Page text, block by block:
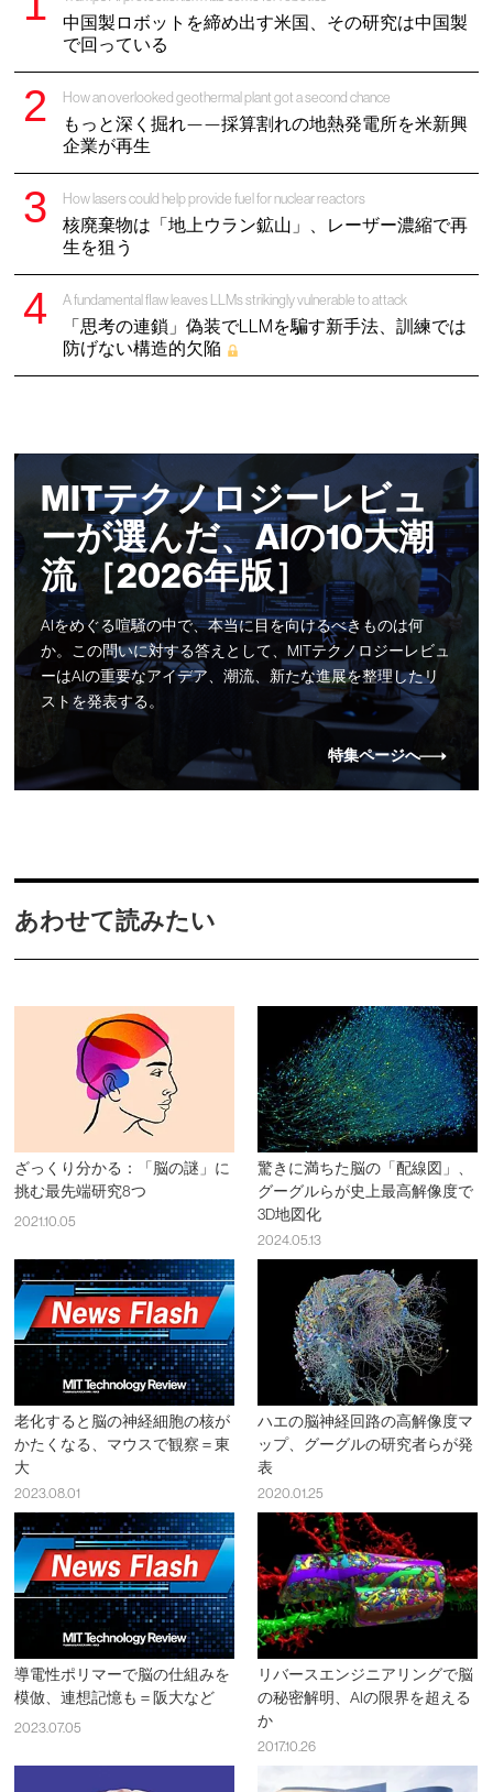
中国製ロボットを締め出す米国、その研究は中国製
で回っている
How an overlooked geothermal plant got a second chance
もっと深く掘れ——採算割れの地熱発電所を米新興
企業が再生
How lasers could help provide fuel for nuclear reactors
核廃棄物は「地上ウラン鉱山」、レーザー濃縮で再
生を狙う
A fundamental flaw leaves LLMs strikingly vulnerable to attack
「思考の連鎖」偽装でLLMを騙す新手法、訓練では
防げない構造的欠陥
MITテクノロジーレビュ
ーが選んだ、AIの10大潮
流 ［2026年版］
AIをめぐる喧騒の中で、本当に目を向けるべきものは何
か。この問いに対する答えとして、MITテクノロジーレビュ
ーはAIの重要なアイデア、潮流、新たな進展を整理したリ
ストを発表する。
特集ページへ
あわせて読みたい
ざっくり分かる：「脳の謎」に
挑む最先端研究8つ
2021.10.05
驚きに満ちた脳の「配線図」、
グーグルらが史上最高解像度で
3D地図化
2024.05.13
老化すると脳の神経細胞の核が
かたくなる、マウスで観察＝東
大
2023.08.01
ハエの脳神経回路の高解像度マ
ップ、グーグルの研究者らが発
表
2020.01.25
導電性ポリマーで脳の仕組みを
模倣、連想記憶も＝阪大など
2023.07.05
リバースエンジニアリングで脳
の秘密解明、AIの限界を超える
か
2017.10.26